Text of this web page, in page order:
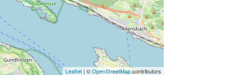
Leaflet | ©OpenStreetMapcontributors